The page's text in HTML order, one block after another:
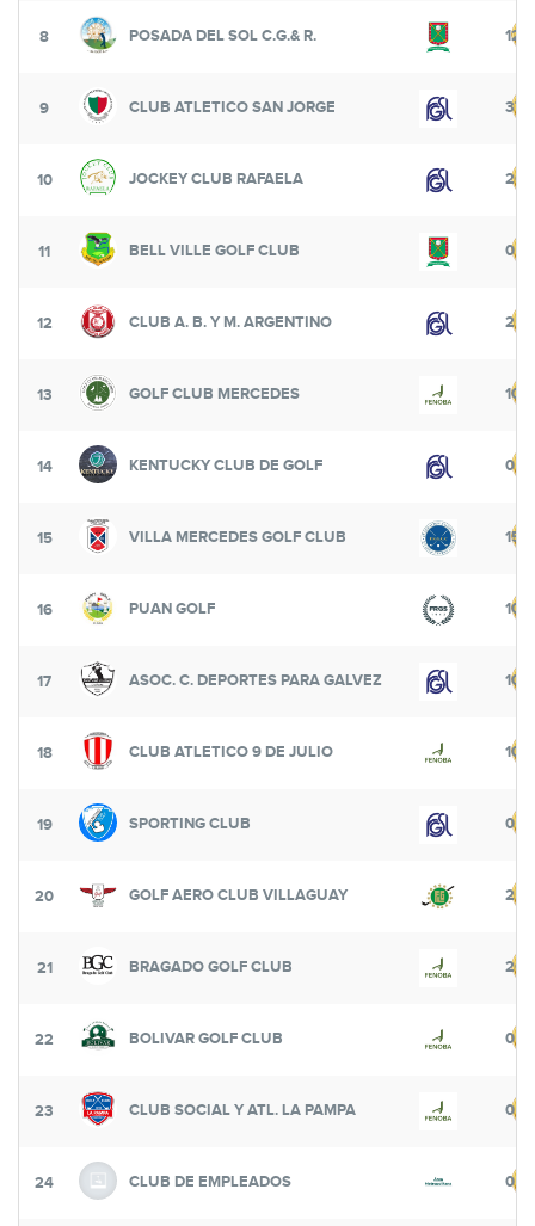
8 POSADA DEL SOL C.G.& R.
9 CLUB ATLETICO SAN JORGE
10 JOCKEY CLUB RAFAELA
11 BELL VILLE GOLF CLUB 0
12 CLUB A. B. Y M. ARGENTINO
13 GOLF CLUB MERCEDES
14 KENTUCKY CLUB DE GOLF 0
15 VILLA MERCEDES GOLF CLUB
16 PUAN GOLF
17 ASOC. C. DEPORTES PARA GALVEZ
18 CLUB ATLETICO 9 DE JULIO
19 SPORTING CLUB 0
20 GOLF AERO CLUB VILLAGUAY
21 BRAGADO GOLF CLUB
22 BOLIVAR GOLF CLUB 0
23 CLUB SOCIAL Y ATL. LA PAMPA 0
24 CLUB DE EMPLEADOS 0